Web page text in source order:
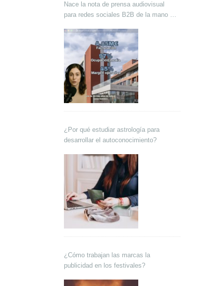
Nace la nota de prensa audiovisual
para redes sociales B2B de la mano de
¿Por qué estudiar astrología para
desarrollar el autoconocimiento?
¿Cómo trabajan las marcas la
publicidad en los festivales?